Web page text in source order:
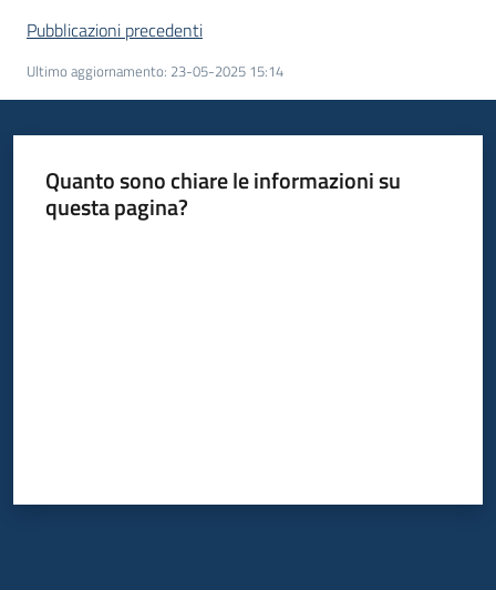
Pubblicazioni precedenti
Ultimo aggiornamento: 23-05-2025 15:14
Quanto sono chiare le informazioni su
questa pagina?